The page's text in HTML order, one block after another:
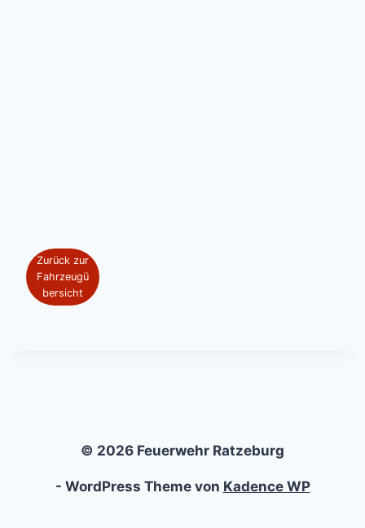
Zurück zur
Fahrzeugü
bersicht
© 2026 Feuerwehr Ratzeburg
- WordPress Theme von Kadence WP